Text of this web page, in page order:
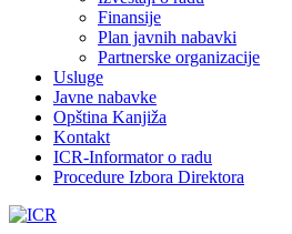
Finansije
Plan javnih nabavki
Partnerske organizacije
Usluge
Javne nabavke
Opština Kanjiža
Kontakt
ICR-Informator o radu
Procedure Izbora Direktora